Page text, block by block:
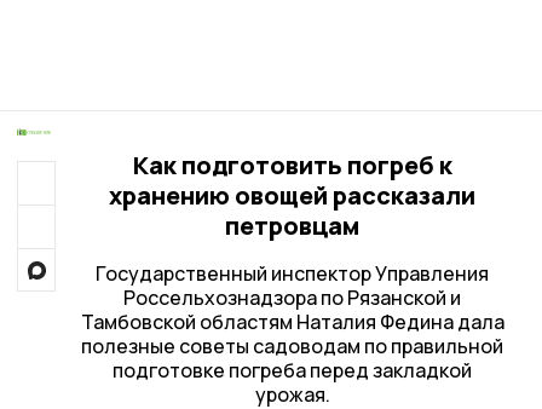
Как подготовить погреб к
хранению овощей рассказали
петровцам
Государственный инспектор Управления
Россельхознадзора по Рязанской и
Тамбовской областям Наталия Федина дала
полезные советы садоводам по правильной
подготовке погреба перед закладкой
урожая.